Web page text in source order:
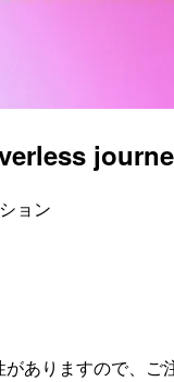
ョン
ありますので、ご